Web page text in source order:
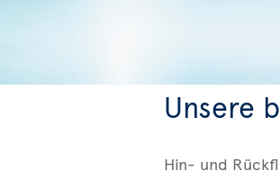
Unsere
Hin- und